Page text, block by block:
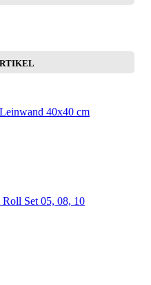
40x40 cm
Set 05, 08, 10